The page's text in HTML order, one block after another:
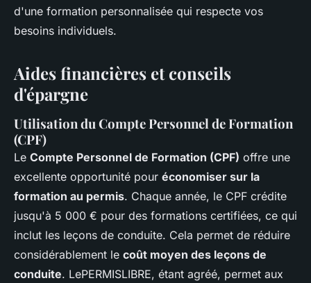
d'une formation personnalisée qui respecte vos
besoins individuels.
Aides financières et conseils
d'épargne
Utilisation du Compte Personnel de Formation
(CPF)
Le Compte Personnel de Formation (CPF) offre une
excellente opportunité pour économiser sur la
formation au permis. Chaque année, le CPF crédite
jusqu'à 5 000 € pour des formations certifiées, ce qui
inclut les leçons de conduite. Cela permet de réduire
considérablement le coût moyen des leçons de
conduite. LePERMISLIBRE, étant agréé, permet aux